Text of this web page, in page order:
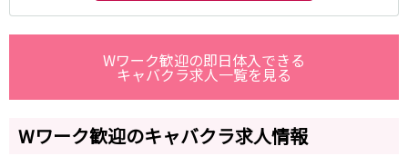
Wワーク歓迎の即日体入できる
キャバクラ求人一覧を見る
Wワーク歓迎のキャバクラ求人情報
名鉄三河線
豊田市駅 刈谷駅